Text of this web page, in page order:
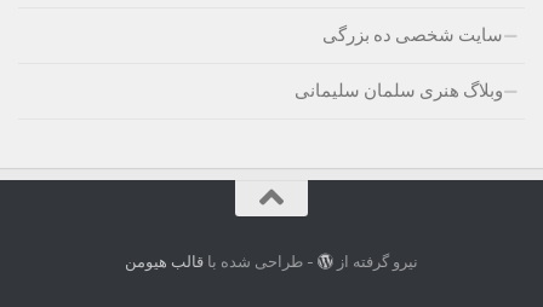
سایت شخصی ده بزرگی
وبلاگ هنری سلمان سلیمانی
نیرو گرفته از - طراحی شده باقالب هیومن